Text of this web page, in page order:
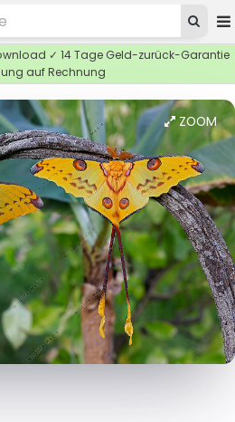
✓ 14 Tage Geld-zurück-Garantie
auf Rechnung
ZOOM